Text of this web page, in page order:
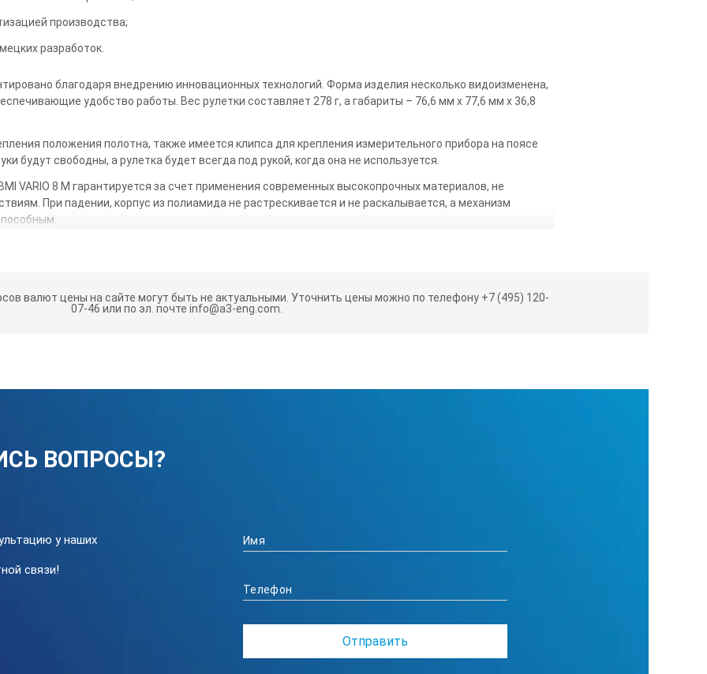
производства;
разработок.
благодаря внедрению инновационных технологий. Форма изделия несколько видоизменена,
удобство работы. Вес рулетки составляет 278 г, а габариты – 76,6 мм х 77,6 мм х 36,8
положения полотна, также имеется клипса для крепления измерительного прибора на поясе
будут свободны, а рулетка будет всегда под рукой, когда она не используется.
VARIO 8 M гарантируется за счет применения современных высокопрочных материалов, не
При падении, корпус из полиамида не растрескивается и не раскалывается, а механизм
из высокоуглеродистой стали, подверженной процедуре закалки. Полоса покрывается белой
применением автоматизированной сборки и механизации процесса нанесения шкалы, что
валют цены на сайте могут быть не актуальными. Уточнить цены можно по телефону +7 (495) 120-
07-46 или по эл. почте info@a3-eng.com.
ВОПРОСЫ?
у наших
связи!